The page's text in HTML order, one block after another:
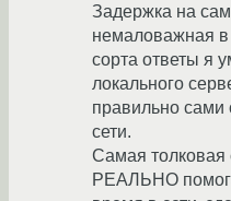
Задержка на
немаловажная в
сорта ответы я
локального
правильно сами
сети.
Самая толковая
РЕАЛЬНО